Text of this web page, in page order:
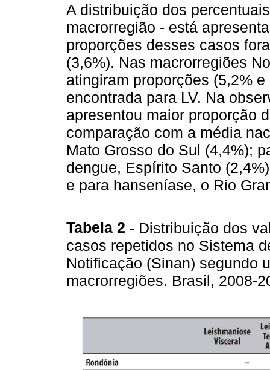
A distribuição dos
macrorregião - está
proporções desses casos
(3,6%). Nas macrorregiões
atingiram proporções (5,2%
encontrada para LV. Na
apresentou maior proporção
comparação com a média
Mato Grosso do Sul (4,4%);
dengue, Espírito Santo
e para hanseníase, o Rio
Tabela 2 - Distribuição dos
casos repetidos no Sistema
Notificação (Sinan) segundo
macrorregiões. Brasil, 2008-